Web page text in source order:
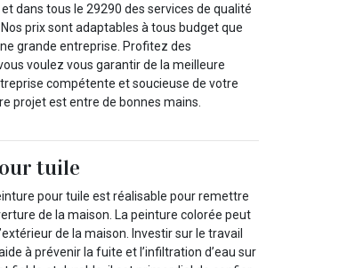
dans tous le 29290 des services de qualité
prix sont adaptables à tous budget que
grande entreprise. Profitez des
voulez vous garantir de la meilleure
compétente et soucieuse de votre
projet est entre de bonnes mains.
tuile
pour tuile est réalisable pour remettre
de la maison. La peinture colorée peut
de la maison. Investir sur le travail
à prévenir la fuite et l’infiltration d’eau sur